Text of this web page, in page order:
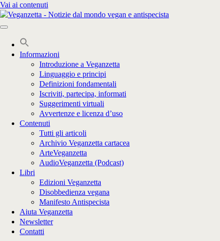
Vai ai contenuti
Informazioni
Introduzione a Veganzetta
Linguaggio e principi
Definizioni fondamentali
Iscriviti, partecipa, informati
Suggerimenti virtuali
Avvertenze e licenza d’uso
Contenuti
Tutti gli articoli
Archivio Veganzetta cartacea
ArteVeganzetta
AudioVeganzetta (Podcast)
Libri
Edizioni Veganzetta
Disobbedienza vegana
Manifesto Antispecista
Aiuta Veganzetta
Newsletter
Contatti